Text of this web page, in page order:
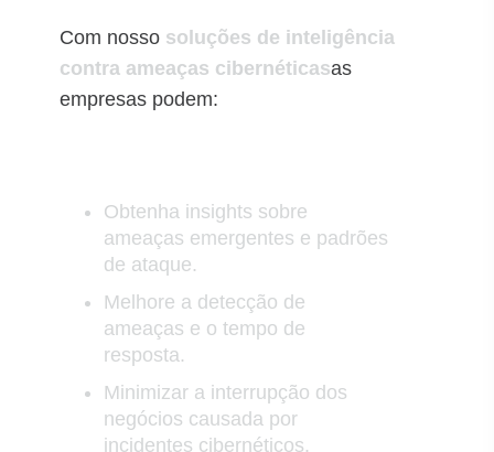
Com nosso soluções de inteligência
contra ameaças cibernéticasas
empresas podem:
Obtenha insights sobre
ameaças emergentes e padrões
de ataque.
Melhore a detecção de
ameaças e o tempo de
resposta.
Minimizar a interrupção dos
negócios causada por
incidentes cibernéticos.